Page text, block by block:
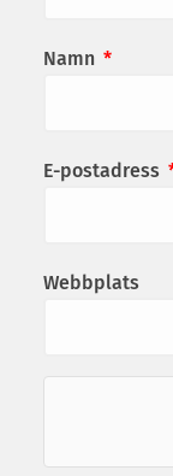
Namn *
E-postadress
Webbplats